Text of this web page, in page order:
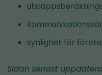
synlighet för
Sidan senast